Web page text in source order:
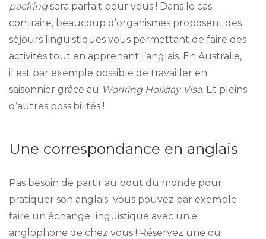
packingsera parfait pour vous ! Dans le cas
contraire, beaucoup d’organismes proposent des
séjours linguistiques vous permettant de faire des
activités tout en apprenant l’anglais. En Australie,
il est par exemple possible de travailler en
saisonnier grâce au Working Holiday Visa. Et pleins
d’autres possibilités !
Une correspondance en anglais
Pas besoin de partir au bout du monde pour
pratiquer son anglais. Vous pouvez par exemple
faire un échange linguistique avec un.e
anglophone de chez vous ! Réservez une ou